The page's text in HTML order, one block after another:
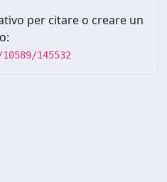
per citare o creare un
145532